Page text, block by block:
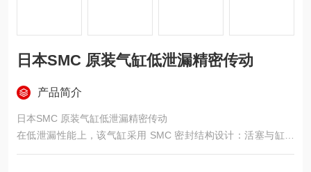
日本SMC 原装气缸低泄漏精密传动
产品简介
日本SMC 原装气缸低泄漏精密传动
在低泄漏性能上，该气缸采用 SMC 密封结构设计：活塞与缸筒
间搭载高品质 NBR/FKM 复合密封圈，配合缸筒内壁 Ra≤0.8μm